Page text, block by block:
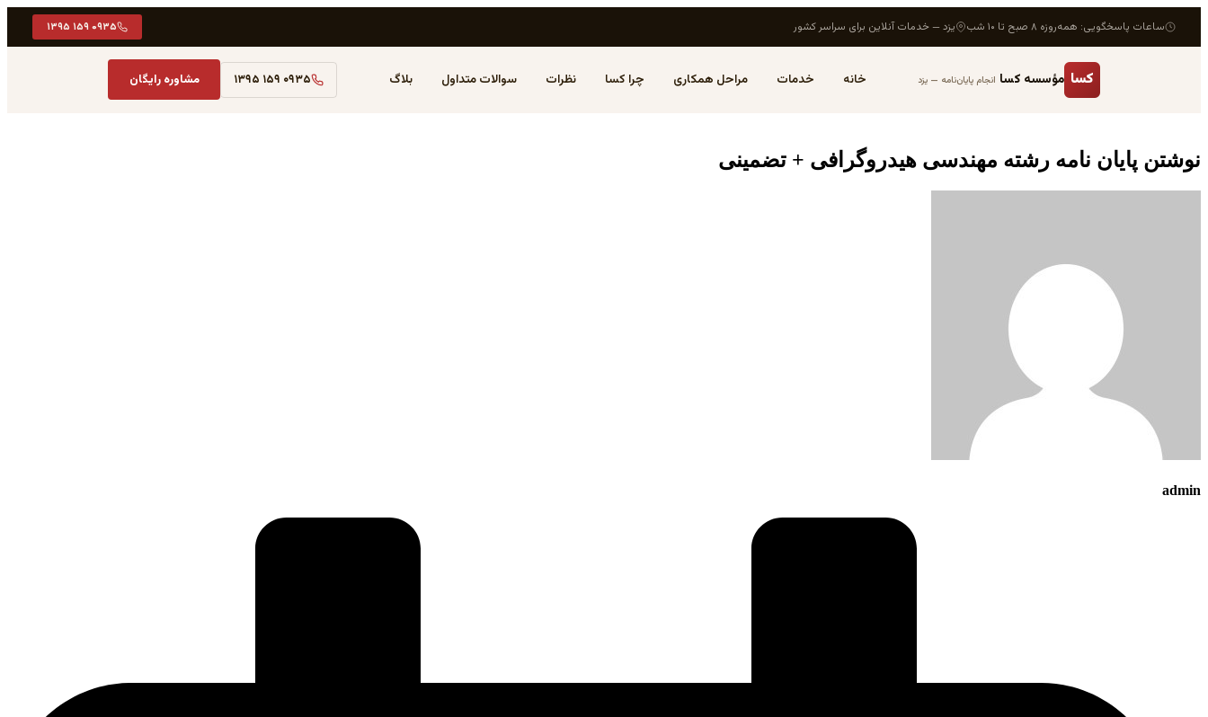
ساعات پاسخگویی: همه‌روزه ۸ صبح تا ۱۰ شب یزد — خدمات آنلاین برای سراسر کشور ۰۹۳۵ ۱۵۹ ۱۳۹۵
کسا مؤسسه کسا انجام پایان‌نامه — یزد خانه خدمات مراحل همکاری چرا کسا نظرات سوالات متداول بلاگ ۰۹۳۵ ۱۵۹ ۱۳۹۵ مشاوره رایگان
نوشتن پایان نامه رشته مهندسی هیدروگرافی + تضمینی
admin